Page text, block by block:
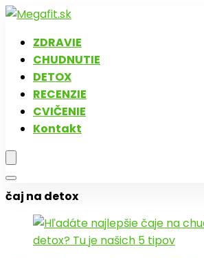
ZDRAVIE
CHUDNUTIE
DETOX
RECENZIE
CVIČENIE
Kontakt
čaj na detox